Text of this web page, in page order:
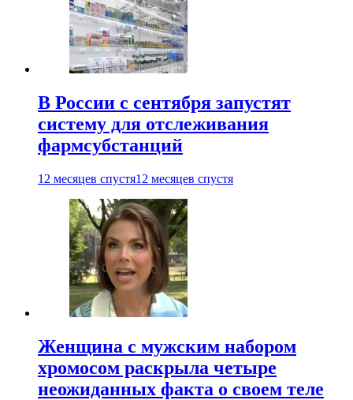
В России с сентября запустят
систему для отслеживания
фармсубстанций
12 месяцев спустя12 месяцев спустя
Женщина с мужским набором
хромосом раскрыла четыре
неожиданных факта о своем теле